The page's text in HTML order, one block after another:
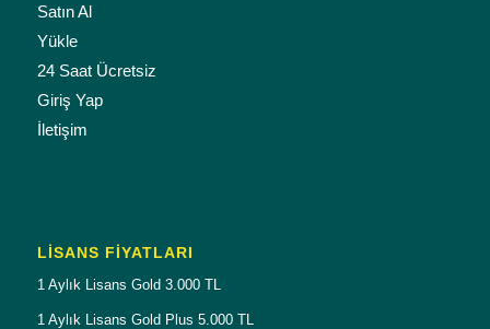
Satın Al
Yükle
24 Saat Ücretsiz
Giriş Yap
İletişim
LISANS FIYATLARI
1 Aylık Lisans Gold 3.000 TL
1 Aylık Lisans Gold Plus 5.000 TL